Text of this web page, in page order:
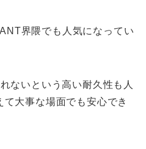
界隈でも人気になってい
ないという高い耐久性も人
大事な場面でも安心でき